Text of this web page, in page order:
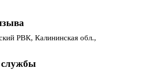
РВК, Калининская обл.,
службы